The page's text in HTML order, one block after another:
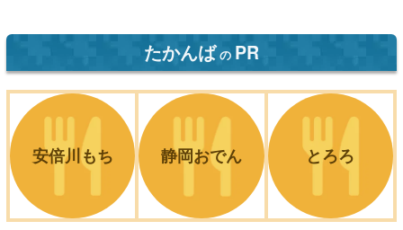
たかんば の PR
安倍川もち 静岡おでん とろろ